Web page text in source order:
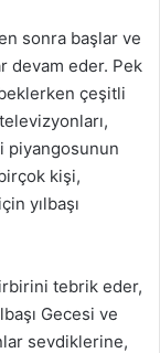
sonra başlar ve
devam eder. Pek
beklerken çeşitli
piyangosunun
kişi,
yılbaşı
tebrik eder,
Gecesi ve
sevdiklerine,